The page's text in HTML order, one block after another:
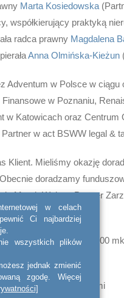
Marta Kosiedowska
współkierujący praktyką
radca prawny Magdalena
Anna Olmińska-Kieżun
Adventum w Polsce w ciągu
w Poznaniu,
w Katowicach oraz Centrum
w act BSWW legal &
Klient. Mieliśmy okazję
doradzamy
Marek Wojnar, Partner
A, oferujący ponad 13.000
funduszami
w celach
Ci najbardziej
wszystkich plików
jednak zmienić
zgodę. Więcej